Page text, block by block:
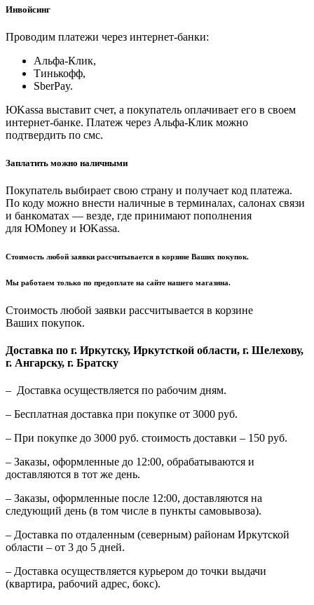
Инвойсинг
Проводим платежи через интернет-банки:
Альфа-Клик,
Тинькофф,
SberPay.
ЮKassa выставит счет, а покупатель оплачивает его в своем
интернет-банке. Платеж через Альфа-Клик можно
подтвердить по смс.
Заплатить можно наличными
Покупатель выбирает свою страну и получает код платежа.
По коду можно внести наличные в терминалах, салонах связи
и банкоматах — везде, где принимают пополнения
для ЮMoney и ЮKassa.
Стоимость любой заявки рассчитывается в корзине Ваших покупок.
Мы работаем только по предоплате на сайте нашего магазина.
Стоимость любой заявки рассчитывается в корзине
Ваших покупок.
Доставка по г. Иркутску, Иркутсткой области, г. Шелехову,
г. Ангарску, г. Братску
– Доставка осуществляется по рабочим дням.
– Бесплатная доставка при покупке от 3000 руб.
– При покупке до 3000 руб. стоимость доставки – 150 руб.
– Заказы, оформленные до 12:00, обрабатываются и
доставляются в тот же день.
– Заказы, оформленные после 12:00, доставляются на
следующий день (в том числе в пункты самовывоза).
– Доставка по отдаленным (северным) районам Иркутской
области – от 3 до 5 дней.
– Доставка осуществляется курьером до точки выдачи
(квартира, рабочий адрес, бокс).